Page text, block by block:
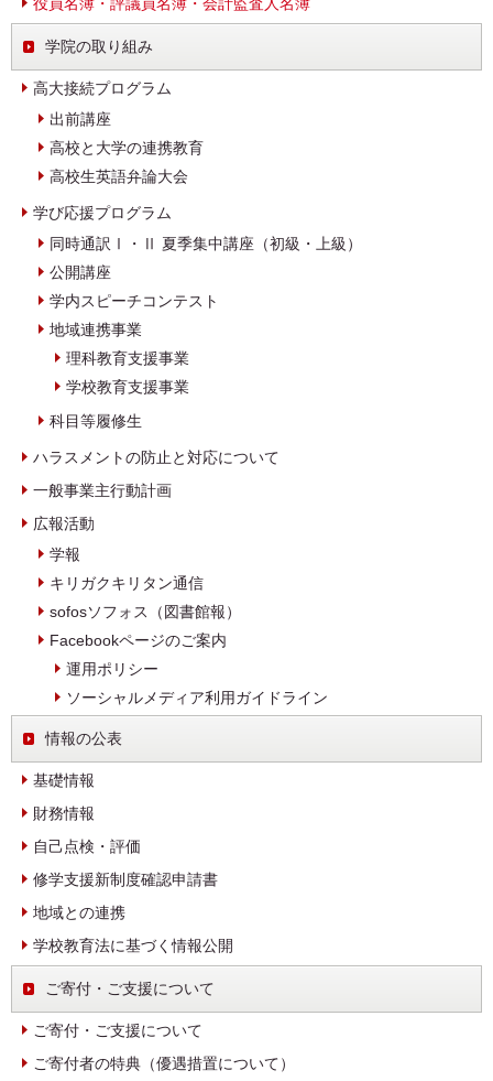
学院の取り組み
高大接続プログラム
出前講座
高校と大学の連携教育
高校生英語弁論大会
学び応援プログラム
同時通訳Ⅰ・Ⅱ 夏季集中講座（初級・上級）
公開講座
学内スピーチコンテスト
地域連携事業
理科教育支援事業
学校教育支援事業
科目等履修生
ハラスメントの防止と対応について
一般事業主行動計画
広報活動
学報
キリガクキリタン通信
sofosソフォス（図書館報）
Facebookページのご案内
運用ポリシー
ソーシャルメディア利用ガイドライン
情報の公表
基礎情報
財務情報
自己点検・評価
修学支援新制度確認申請書
地域との連携
学校教育法に基づく情報公開
ご寄付・ご支援について
ご寄付・ご支援について
ご寄付者の特典（優遇措置について）